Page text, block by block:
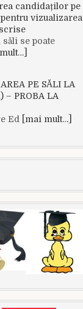
candidaților pe
vizualizarea
se poate
PE SĂLI LA
– PROBA LA
Ed
[mai mult…]